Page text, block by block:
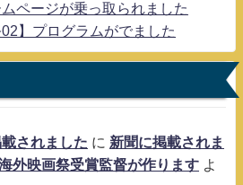
ページが乗っ取られました
】プログラムがでました
されました に 新聞に掲載されま
外映画祭受賞監督が作ります よ